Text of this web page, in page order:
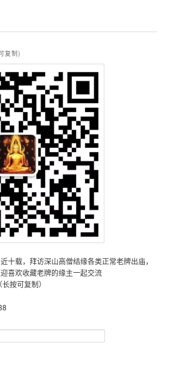
复制)
十载，拜访深山高僧结缘各类正常老牌出庙，
喜欢收藏老牌的缘主一起交流
按可复制）